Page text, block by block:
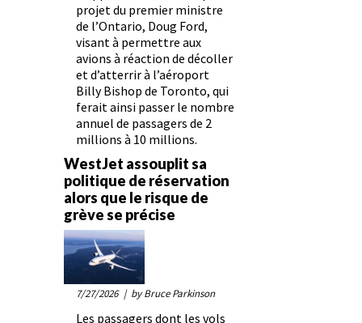
projet du premier ministre
de l’Ontario, Doug Ford,
visant à permettre aux
avions à réaction de décoller
et d’atterrir à l’aéroport
Billy Bishop de Toronto, qui
ferait ainsi passer le nombre
annuel de passagers de 2
millions à 10 millions.
WestJet assouplit sa
politique de réservation
alors que le risque de
grève se précise
7/27/2026 | by Bruce Parkinson
Les passagers dont les vols